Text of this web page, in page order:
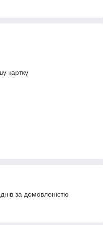
картку
за домовленістю